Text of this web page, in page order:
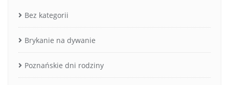
Bez kategorii
Brykanie na dywanie
Poznańskie dni rodziny